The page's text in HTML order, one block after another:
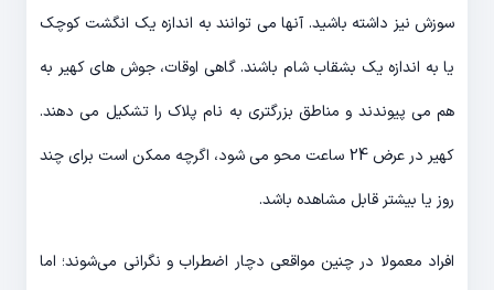
سوزش نیز داشته باشید. آنها می توانند به اندازه یک انگشت کوچک
یا به اندازه یک بشقاب شام باشند. گاهی اوقات، جوش های کهیر به
هم می پیوندند و مناطق بزرگتری به نام پلاک را تشکیل می دهند.
کهیر در عرض 24 ساعت محو می شود، اگرچه ممکن است برای چند
روز یا بیشتر قابل مشاهده باشد.
افراد معمولا در چنین مواقعی دچار اضطراب و نگرانی می‌شوند؛ اما